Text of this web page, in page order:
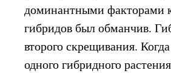
доминантными факторами
гибридов был обманчив.
второго скрещивания.
одного гибридного